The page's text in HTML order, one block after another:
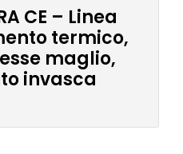
CE – Linea
termico,
maglio,
invasca